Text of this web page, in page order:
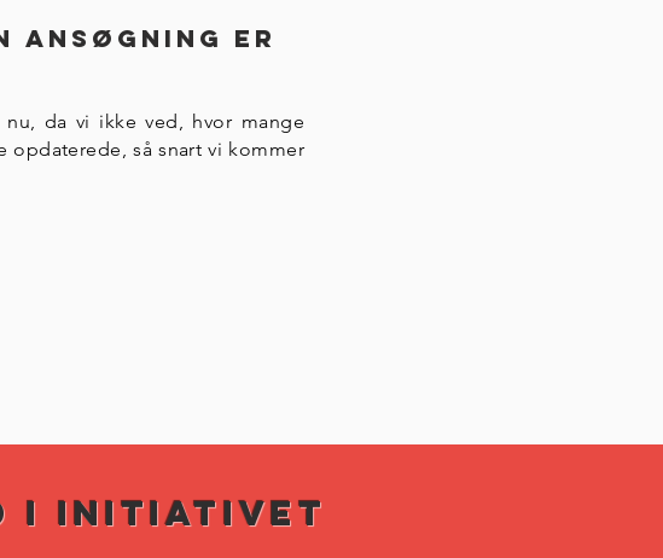
ansøgning er
da vi ikke ved, hvor mange
opdaterede, så snart vi kommer
i initiativet